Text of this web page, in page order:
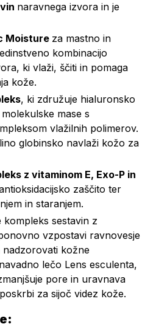
naravnega izvora in je
Moisture za mastno in
kombinacijo
ki vlaži, ščiti in pomaga
kože.
, ki združuje hialuronsko
mase s
vlažilnih polimerov.
globinsko navlaži kožo za
z vitaminom E, Exo-P in
zaščito ter
in staranjem.
kompleks sestavin z
vzpostavi ravnovesje
kožne
lečo Lens esculenta,
pore in uravnava
za sijoč videz kože.